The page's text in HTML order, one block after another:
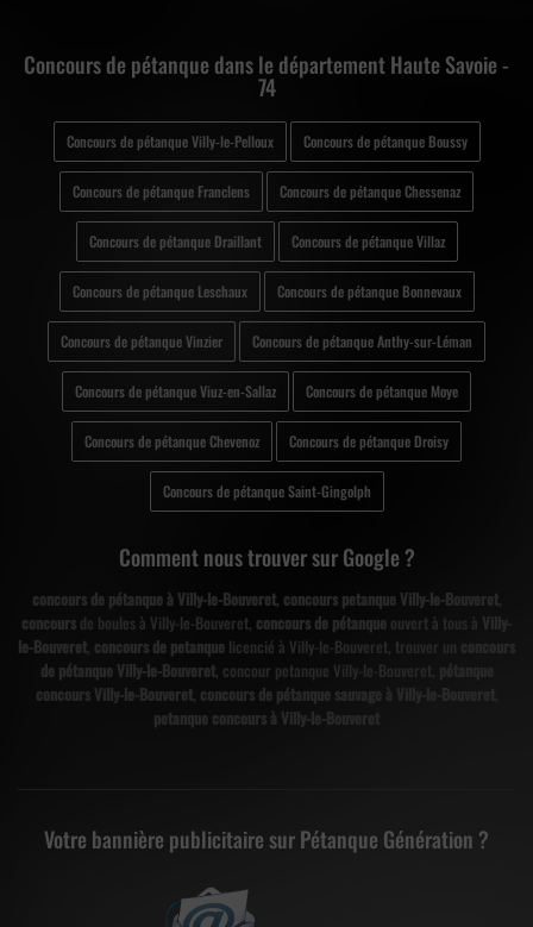
Concours de pétanque dans le département Haute Savoie -
74
Concours de pétanque Villy-le-Pelloux Concours de pétanque Boussy
Concours de pétanque Franclens Concours de pétanque Chessenaz
Concours de pétanque Draillant Concours de pétanque Villaz
Concours de pétanque Leschaux Concours de pétanque Bonnevaux
Concours de pétanque Vinzier Concours de pétanque Anthy-sur-Léman
Concours de pétanque Viuz-en-Sallaz Concours de pétanque Moye
Concours de pétanque Chevenoz Concours de pétanque Droisy
Concours de pétanque Saint-Gingolph
Comment nous trouver sur Google ?
concours de pétanque à Villy-le-Bouveret, concours petanque Villy-le-Bouveret,
concours de boules à Villy-le-Bouveret, concours de pétanque ouvert à tous à Villy-
le-Bouveret, concours de petanque licencié à Villy-le-Bouveret, trouver un concours
de pétanque Villy-le-Bouveret, concour petanque Villy-le-Bouveret,
concours Villy-le-Bouveret, concours de pétanque sauvage à Villy-le-Bouveret
petanque concours à Villy-le-Bouveret
Votre bannière publicitaire sur Pétanque Génération ?